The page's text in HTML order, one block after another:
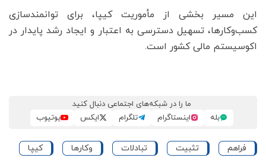
این مسیر بخشی از مأموریت کیپا، برای توانمندسازی
کسب‌وکارها، تسهیل دسترسی به اعتبار و ایجاد رشد پایدار در
اکوسیستم مالی کشور است.
ما را در شبکه‌های اجتماعی دنبال کنید
بله
اینستاگرام تلگرام ایکس یوتیوب
فراهم تثبیت تبادلات وکارها کیپا